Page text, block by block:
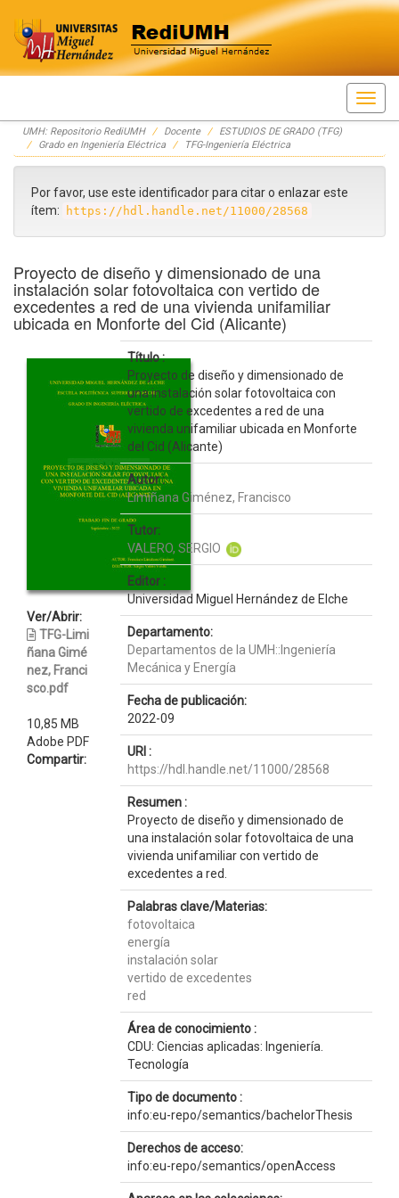
Skip
navigation
UMH: Repositorio RediUMH Docente
ESTUDIOS DE GRADO (TFG)
Grado en Ingeniería Eléctrica
TFG-Ingeniería Eléctrica
Por favor, use este identificador para citar o enlazar este
ítem:
https://hdl.handle.net/11000/28568
Proyecto de diseño y dimensionado de una
instalación solar fotovoltaica con vertido de
excedentes a red de una vivienda unifamiliar
ubicada en Monforte del Cid (Alicante)
Ver/Abrir:
TFG-Limi
ñana Gimé
nez, Franci
sco.pdf
10,85 MB
Adobe PDF
Compartir:
Título :
Proyecto de diseño y dimensionado de
una instalación solar fotovoltaica con
vertido de excedentes a red de una
vivienda unifamiliar ubicada en Monforte
del Cid (Alicante)
Autor :
Limiñana Giménez, Francisco
Tutor:
VALERO, SERGIO
Editor :
Universidad Miguel Hernández de Elche
Departamento:
Departamentos de la UMH::Ingeniería
Mecánica y Energía
Fecha de publicación:
2022-09
URI :
https://hdl.handle.net/11000/28568
Resumen :
Proyecto de diseño y dimensionado de
una instalación solar fotovoltaica de una
vivienda unifamiliar con vertido de
excedentes a red.
Palabras clave/Materias:
fotovoltaica
energía
instalación solar
vertido de excedentes
red
Área de conocimiento :
CDU: Ciencias aplicadas: Ingeniería.
Tecnología
Tipo de documento :
info:eu-repo/semantics/bachelorThesis
Derechos de acceso:
info:eu-repo/semantics/openAccess